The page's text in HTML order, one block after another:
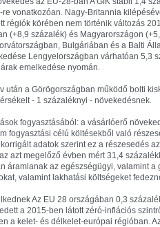
vonatkozóan. Nagy-Britannia
régiók körében nem történik változás
(+8,9 százalék) és Magyarországon
Bulgáriában és a Balti
Lengyelországban várhatóan 5,3
emelkedése nyomán.
után a Görögországban működő bolti
- 1 százaléknyi - növekedésnek.
fogyasztásából: a vásárlóerő
fogyasztási célú költésekből való
adatok szerint ez a részesedés
azt megelőző évben mért 31,4
áramlanak az egészségügyi, valamint a
valamint lakhatási költségeket
Az EU 28 országában 0,3
a 2015-ben látott zéró-inflációs
a kelet- és délkelet-európai régióban.